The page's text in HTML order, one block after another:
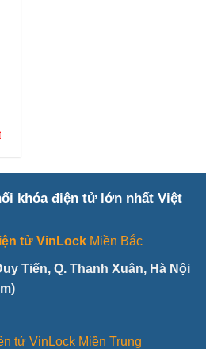
tại
là:
khóa điện tử lớn nhất Việt
tử VinLockMiền Bắc
Tiến, Q. Thanh Xuân, Hà Nội
tử VinLock Miền Trung